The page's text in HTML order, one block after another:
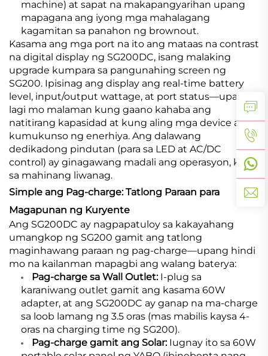
machine) at sapat na makapangyarihan upang
mapagana ang iyong mga mahalagang
kagamitan sa panahon ng brownout.
Kasama ang mga port na ito ang mataas na contrast
na digital display ng SG200DC, isang malaking
upgrade kumpara sa pangunahing screen ng
SG200. Ipisinag ang display ang real-time battery
level, input/output wattage, at port status—upang
lagi mo malaman kung gaano kahaba ang
natitirang kapasidad at kung aling mga device ay
kumukunso ng enerhiya. Ang dalawang
dedikadong pindutan (para sa LED at AC/DC
control) ay ginagawang madali ang operasyon, kahit
sa mahinang liwanag.
Simple ang Pag-charge: Tatlong Paraan para
Magapunan ng Kuryente
Ang SG200DC ay nagpapatuloy sa kakayahang
umangkop ng SG200 gamit ang tatlong
maginhawang paraan ng pag-charge—upang hindi
mo na kailanman mapagbi ang walang baterya:
Pag-charge sa Wall Outlet: I-plug sa
karaniwang outlet gamit ang kasama 60W
adapter, at ang SG200DC ay ganap na ma-charge
sa loob lamang ng 3.5 oras (mas mabilis kaysa 4-
oras na charging time ng SG200).
Pag-charge gamit ang Solar: Iugnay ito sa 60W